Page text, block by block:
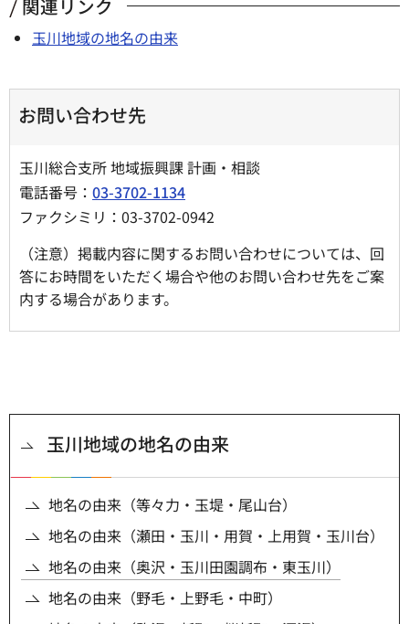
関連リンク
玉川地域の地名の由来
お問い合わせ先
玉川総合支所 地域振興課 計画・相談
電話番号： 03-3702-1134
ファクシミリ：03-3702-0942
（注意）掲載内容に関するお問い合わせについては、回
答にお時間をいただく場合や他のお問い合わせ先をご案
内する場合があります。
玉川地域の地名の由来
地名の由来（等々力・玉堤・尾山台）
地名の由来（瀬田・玉川・用賀・上用賀・玉川台）
地名の由来（奥沢・玉川田園調布・東玉川）
地名の由来（野毛・上野毛・中町）